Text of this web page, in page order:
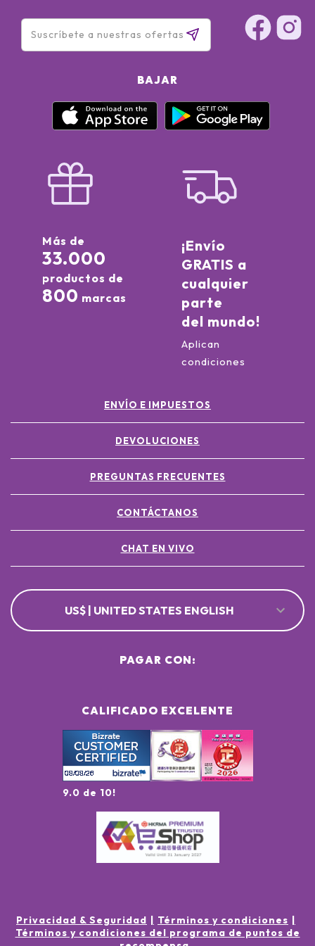
BAJAR
Más de
33.000
productos de
800 marcas
¡Envío
GRATIS a
cualquier
parte
del mundo!
Aplican
condiciones
ENVÍO E IMPUESTOS
DEVOLUCIONES
PREGUNTAS FRECUENTES
CONTÁCTANOS
CHAT EN VIVO
US$ | UNITED STATES ENGLISH
CALIFICADO EXCELENTE
9.0 de 10!
PAGAR CON:
Privacidad & Seguridad
Términos y condiciones
Términos y condiciones del programa de puntos de